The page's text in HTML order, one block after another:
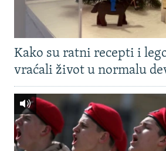
Kako su ratni recepti i
vraćali život u normalu